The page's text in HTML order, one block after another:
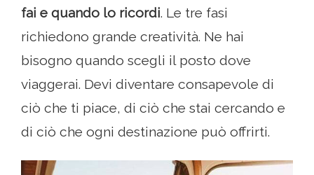
fai e quando lo ricordi. Le tre fasi
richiedono grande creatività. Ne hai
bisogno quando scegli il posto dove
viaggerai. Devi diventare consapevole di
ciò che ti piace, di ciò che stai cercando e
di ciò che ogni destinazione può offrirti.